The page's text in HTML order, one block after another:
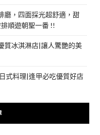
廳，四面採光超舒適，甜
順遊朝聖一番 !!
質冰淇淋店|讓人驚艷的美
式料理|逢甲必吃優質好店